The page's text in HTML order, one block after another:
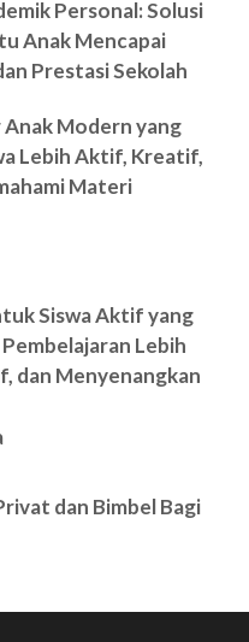
Personal: Solusi
Anak Mencapai
Prestasi Sekolah
Modern yang
Lebih Aktif, Kreatif,
Materi
Siswa Aktif yang
Lebih
dan Menyenangkan
dan Bimbel Bagi